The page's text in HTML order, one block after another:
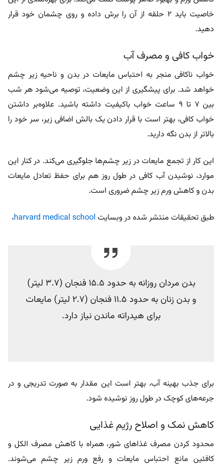
خاصیت باید 2 حلقه از آن را برش داده و روی چشمان خود قرار
دهید.
خواب کافی و مصرف آب
خواب ناکافی منجر به احتباس مایعات در بدن و ناحیه زیر چشم
خواهد شد. برای پیشگیری از این وضعیت، توصیه می‌شود هر شب
بین 7 تا 9 ساعت خواب باکیفیت داشته باشید. علاوه‌بر داشتن
خواب کافی، بهتر است با قرار دادن یک بالش اضافی زیر، سر خود را
بالاتر از بدن نگه دارید.
این کار از تجمع مایعات در زیر چشم‌ها جلوگیری می‌کند‌. در کنار این
موارد، نوشیدن آب کافی در طول روز هم برای حفظ تعادل مایعات
بدن و کاهش ورم زیر چشم ضروری است.
طبق تحقیقات منتشر شده در وبسایت harvard medical school،
بدن مردان روزانه به حدود 15.5 فنجان (3.7 لیتر)
و بدن زنان به حدود 11.5 فنجان (2.7 لیتر) مایعات
برای هیدراته ماندن نیاز دارد.
برای جذب بهینه آب، بهتر است این مقدار به‌ صورت تدریجی و در
جرعه‌های کوچک در طول روز نوشیده شود.
کاهش نمک و اصلاح رژیم غذایی
محدود کردن مصرف غذاهای شور، همراه با کاهش مصرف الکل و
کافئین مانع احتباس مایعات و رفع ورم زیر چشم می‌شوند.